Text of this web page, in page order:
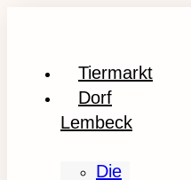
Tiermarkt
Dorf
Lembeck
Die